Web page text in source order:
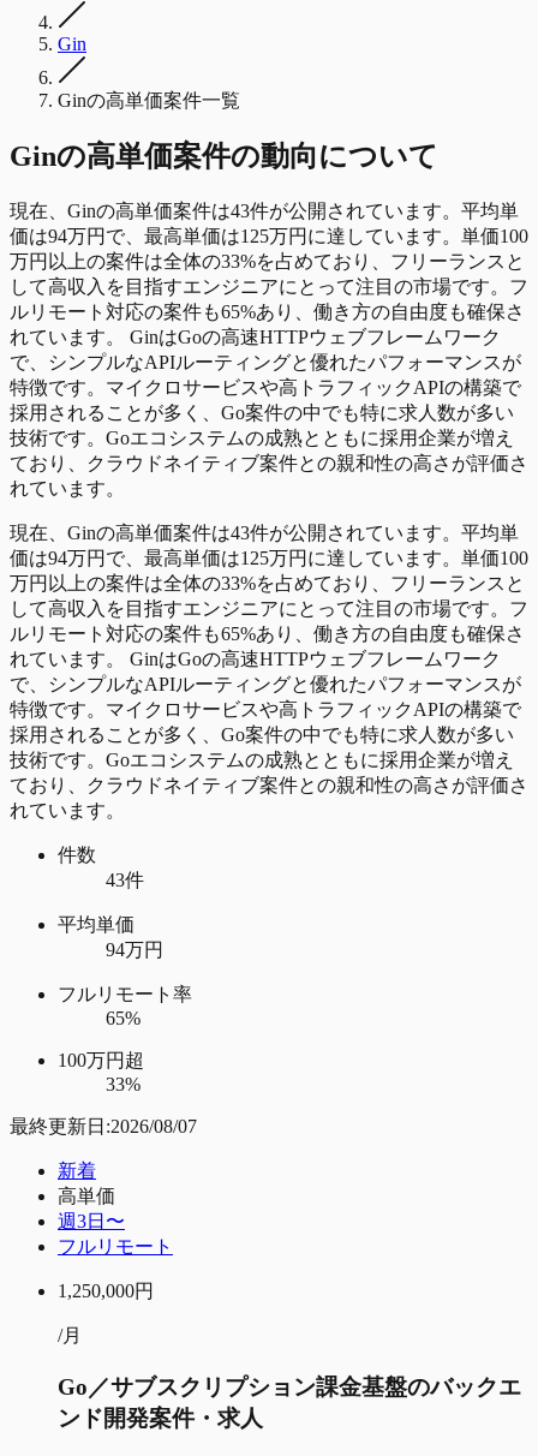
Gin
Ginの高単価案件一覧
Ginの高単価案件の動向について
現在、Ginの高単価案件は43件が公開されています。平均単
価は94万円で、最高単価は125万円に達しています。単価100
万円以上の案件は全体の33%を占めており、フリーランスと
して高収入を目指すエンジニアにとって注目の市場です。フ
ルリモート対応の案件も65%あり、働き方の自由度も確保さ
れています。 GinはGoの高速HTTPウェブフレームワーク
で、シンプルなAPIルーティングと優れたパフォーマンスが
特徴です。マイクロサービスや高トラフィックAPIの構築で
採用されることが多く、Go案件の中でも特に求人数が多い
技術です。Goエコシステムの成熟とともに採用企業が増え
ており、クラウドネイティブ案件との親和性の高さが評価さ
れています。
現在、Ginの高単価案件は43件が公開されています。平均単
価は94万円で、最高単価は125万円に達しています。単価100
万円以上の案件は全体の33%を占めており、フリーランスと
して高収入を目指すエンジニアにとって注目の市場です。フ
ルリモート対応の案件も65%あり、働き方の自由度も確保さ
れています。 GinはGoの高速HTTPウェブフレームワーク
で、シンプルなAPIルーティングと優れたパフォーマンスが
特徴です。マイクロサービスや高トラフィックAPIの構築で
採用されることが多く、Go案件の中でも特に求人数が多い
技術です。Goエコシステムの成熟とともに採用企業が増え
ており、クラウドネイティブ案件との親和性の高さが評価さ
れています。
件数
43件
平均単価
94万円
フルリモート率
65%
100万円超
33%
最終更新日:2026/08/07
新着
高単価
週3日〜
フルリモート
1,250,000円
/月
Go／サブスクリプション課金基盤のバックエ
ンド開発案件・求人